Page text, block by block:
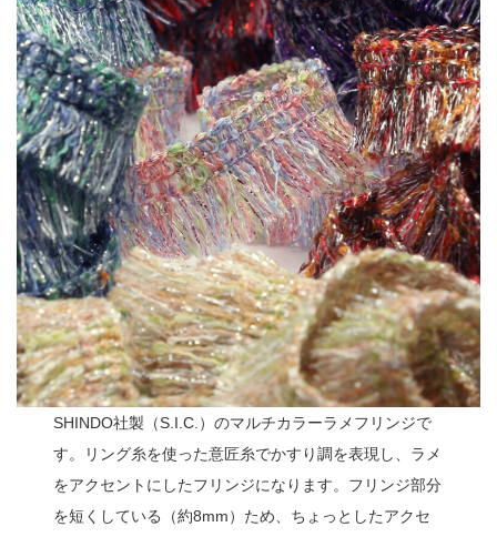
SHINDO社製（S.I.C.）のマルチカラーラメフリンジで
す。リング糸を使った意匠糸でかすり調を表現し、ラメ
をアクセントにしたフリンジになります。フリンジ部分
を短くしている（約8mm）ため、ちょっとしたアクセ